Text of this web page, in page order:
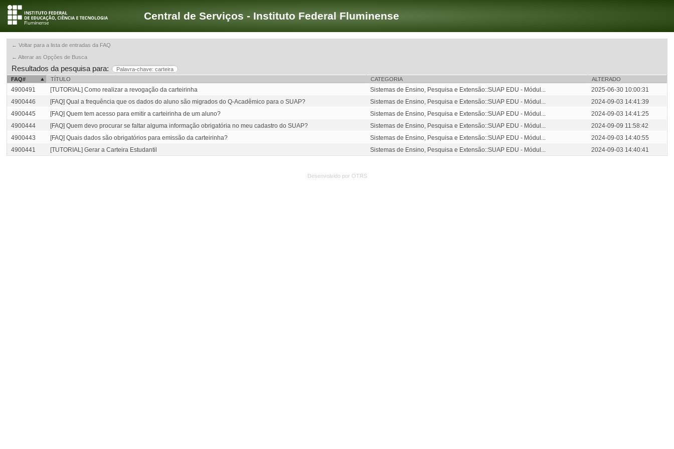
Central de Serviços - Instituto Federal Fluminense
← Voltar para a lista de entradas da FAQ
← Alterar as Opções de Busca
Resultados da pesquisa para:
Palavra-chave: carteira
FAQ#
TÍTULO CATEGORIA ALTERADO
4900491 [TUTORIAL] Como realizar a revogação da carteirinha Sistemas de Ensino, Pesquisa e Extensão::SUAP EDU - Módul...
2025-06-30 10:00:31
4900446
[FAQ] Qual a frequência que os dados do aluno são migrados do Q-Acadêmico para o SUAP? Sistemas de Ensino, Pesquisa e Extensão::SUAP EDU - Módul...
2024-09-03 14:41:39
4900445
[FAQ] Quem tem acesso para emitir a carteirinha de um aluno? Sistemas de Ensino, Pesquisa e Extensão::SUAP EDU - Módul...
2024-09-03 14:41:25
4900444
[FAQ] Quem devo procurar se faltar alguma informação obrigatória no meu cadastro do SUAP? Sistemas de Ensino, Pesquisa e Extensão::SUAP EDU - Módul...
2024-09-09 11:58:42
4900443
[FAQ] Quais dados são obrigatórios para emissão da carteirinha? Sistemas de Ensino, Pesquisa e Extensão::SUAP EDU - Módul...
2024-09-03 14:40:55
4900441
[TUTORIAL] Gerar a Carteira Estudantil Sistemas de Ensino, Pesquisa e Extensão::SUAP EDU - Módul... 2024-09-03 14:40:41
Desenvolvido por OTRS